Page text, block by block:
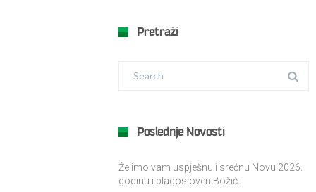
Pretraži
Poslednje Novosti
Želimo vam uspješnu i srećnu Novu 2026.
godinu i blagosloven Božić.